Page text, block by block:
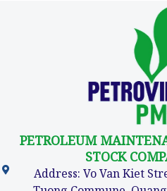
PETROLEUM
STOCK
Address: Vo Van Kiet